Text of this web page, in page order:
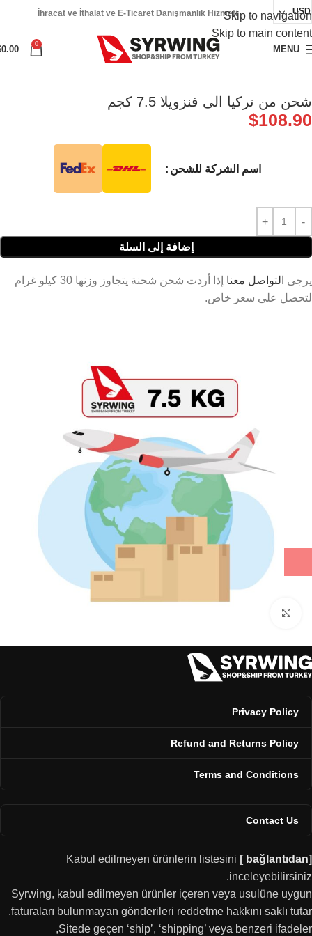
Skip to navigation
Skip to main content
USD
İhracat ve İthalat ve E-Ticaret Danışmanlık Hizmeti
MENU
0
0.00
شحن من تركيا الى فنزويلا 7.5 كجم
$108.90
اسم الشركة للشحن
إضافة إلى السلة
يرجى التواصل معنا
إذا أردت شحن شحنة يتجاوز وزنها 30 كيلو غرام
لتحصل على سعر خاص.
Privacy Policy
Refund and Returns Policy
Terms and Conditions
Contact Us
Kabul edilmeyen ürünlerin listesini [ bağlantıdan]
inceleyebilirsiniz.
Syrwing, kabul edilmeyen ürünler içeren veya usulüne uygun
faturaları bulunmayan gönderileri reddetme hakkını saklı tutar.
Sitede geçen ‘ship’, ‘shipping’ veya benzeri ifadeler,